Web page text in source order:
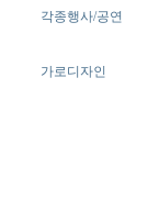
각종행사/공연
가로디자인